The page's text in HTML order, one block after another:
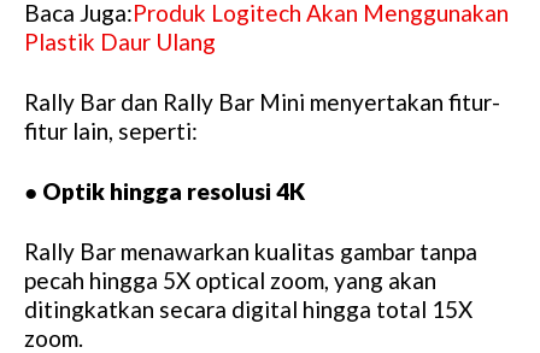
Baca Juga:Produk Logitech Akan Menggunakan
Plastik Daur Ulang
Rally Bar dan Rally Bar Mini menyertakan fitur-
fitur lain, seperti:
● Optik hingga resolusi 4K
Rally Bar menawarkan kualitas gambar tanpa
pecah hingga 5X optical zoom, yang akan
ditingkatkan secara digital hingga total 15X
zoom.